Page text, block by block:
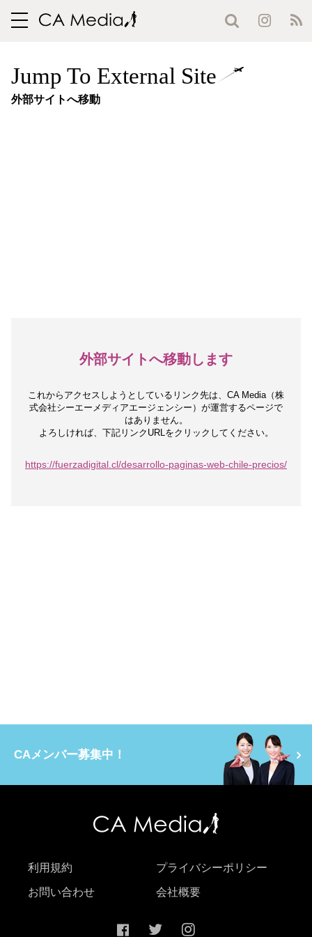
toggle
Jump To External Site
外部サイトへ移動
外部サイトへ移動します
これからアクセスしようとしているリンク先は、 CA Media（株
式会社シーエーメディアエージェンシー）が運営するページで
はありません。
よろしければ、下記リンクURLをクリックしてください。
https://fuerzadigital.cl/desarrollo-paginas-web-chile-precios/
CAメンバー募集中！
利用規約 プライバシーポリシー
お問い合わせ 会社概要